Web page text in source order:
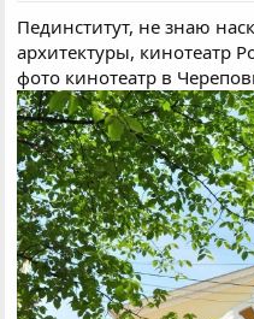
Пединститут, не знаю
архитектуры, кинотеатр
фото кинотеатр в